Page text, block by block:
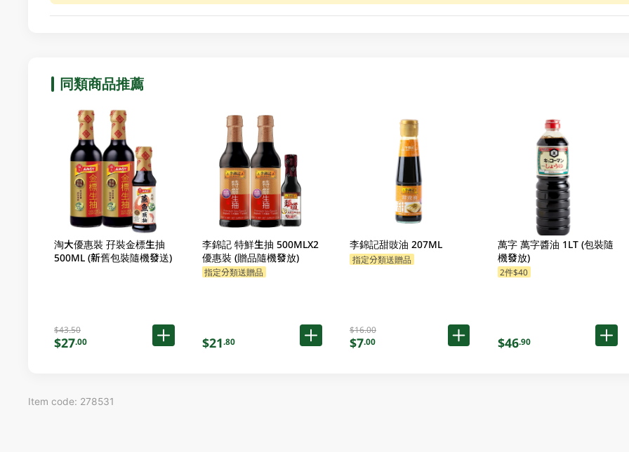
同類商品推薦
淘大優惠裝 孖裝金標生抽
500ML (新舊包裝隨機發送)
$43.50
$27.00
李錦記 特鮮生抽 500MLX2
優惠裝 (贈品隨機發放)
指定分類送贈品
$21.80
李錦記甜豉油 207ML
指定分類送贈品
$16.00
$7.00
萬字 萬字醬油 1LT (包裝隨
機發放)
2件$40
$46.90
Item code: 278531